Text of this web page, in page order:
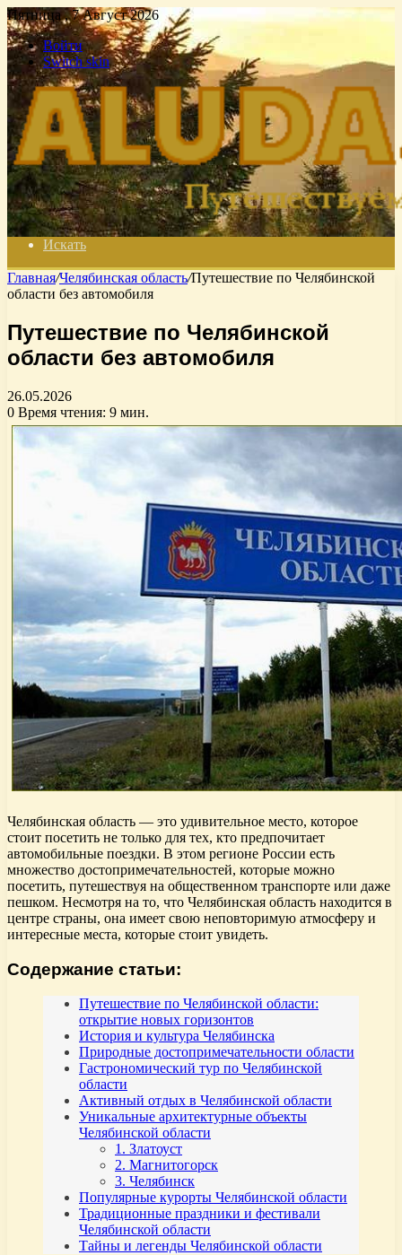
Пятница , 7 Август 2026
Войти
Switch skin
Искать
Главная/Челябинская область/Путешествие по Челябинской
области без автомобиля
Путешествие по Челябинской
области без автомобиля
26.05.2026
0 Время чтения: 9 мин.
Челябинская область — это удивительное место, которое
стоит посетить не только для тех, кто предпочитает
автомобильные поездки. В этом регионе России есть
множество достопримечательностей, которые можно
посетить, путешествуя на общественном транспорте или даже
пешком. Несмотря на то, что Челябинская область находится в
центре страны, она имеет свою неповторимую атмосферу и
интересные места, которые стоит увидеть.
Содержание статьи:
Путешествие по Челябинской области:
открытие новых горизонтов
История и культура Челябинска
Природные достопримечательности области
Гастрономический тур по Челябинской
области
Активный отдых в Челябинской области
Уникальные архитектурные объекты
Челябинской области
1. Златоуст
2. Магнитогорск
3. Челябинск
Популярные курорты Челябинской области
Традиционные праздники и фестивали
Челябинской области
Тайны и легенды Челябинской области